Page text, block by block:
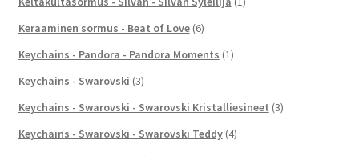
Keraaminen sormus - Beat of Love (6)
Keychains - Pandora - Pandora Moments (1)
Keychains - Swarovski (3)
Keychains - Swarovski - Swarovski Kristalliesineet (3)
Keychains - Swarovski - Swarovski Teddy (4)